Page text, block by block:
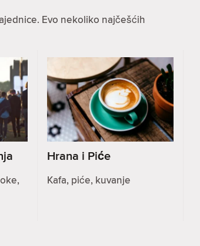
Evo nekoliko najčešćih
Hrana i Piće
Kafa, piće, kuvanje